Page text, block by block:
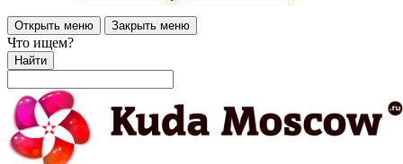
Открыть меню Закрыть меню
Что ищем?
Найти